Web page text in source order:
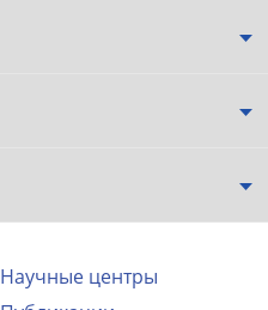
Научные центры